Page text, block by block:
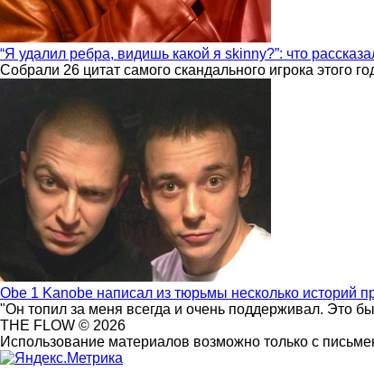
“Я удалил ребра, видишь какой я skinny?”: что
Собрали 26 цитат самого скандального игрока
Obe 1 Kanobe написал из тюрьмы несколько историй
"Он топил за меня всегда и очень поддерживал. Это
THE FLOW © 2026
Использование материалов возможно только с